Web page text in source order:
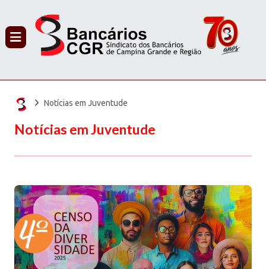
Notícias em Juventude
Notícias em Juventude